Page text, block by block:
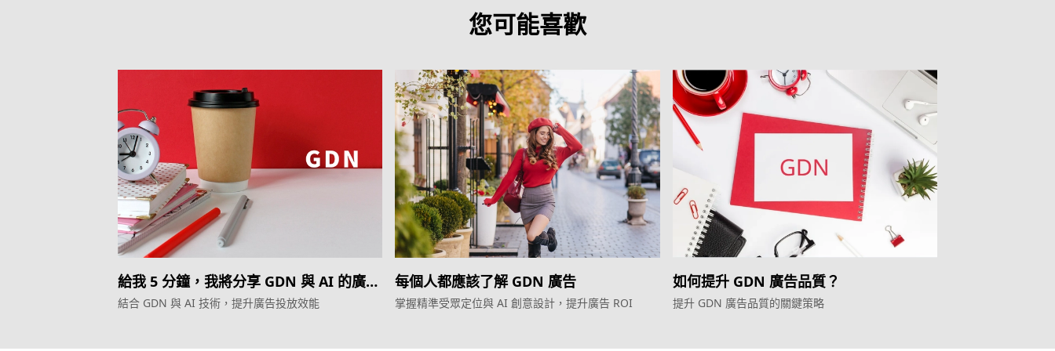
您可能喜歡
給我 5 分鐘，我將分享 GDN 與 AI 的廣告
秘訣
結合 GDN 與 AI 技術，提升廣告投放效能
每個人都應該了解 GDN 廣告
掌握精準受眾定位與 AI 創意設計，提升廣告 ROI
如何提升 GDN 廣告品質？
提升 GDN 廣告品質的關鍵策略